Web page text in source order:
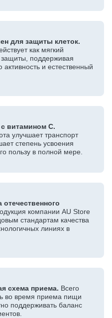
для защиты клеток.
как мягкий
поддерживая
и естественный
витамином С.
улучшает транспорт
степень усвоения
пользу в полной мере.
отечественного
компании AU Store
стандартам качества
линиях в
схема приема. Всего
во время приема пищи
поддерживать баланс